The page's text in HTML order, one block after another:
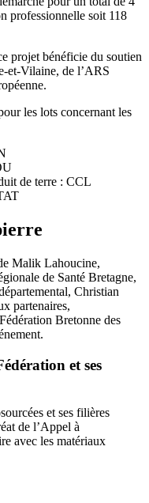
professionnelle soit 118
projet bénéficie du soutien
et-Vilaine, de l’ARS
les lots concernant les
de terre : CCL
Malik Lahoucine,
de Santé Bretagne,
Christian
partenaires,
Bretonne des
et ses
et ses filières
de l’Appel à
avec les matériaux